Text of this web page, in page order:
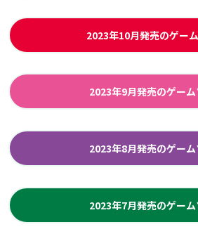
2023年10月発売のゲー
2023年9月発売のゲー
2023年8月発売のゲー
2023年7月発売のゲー